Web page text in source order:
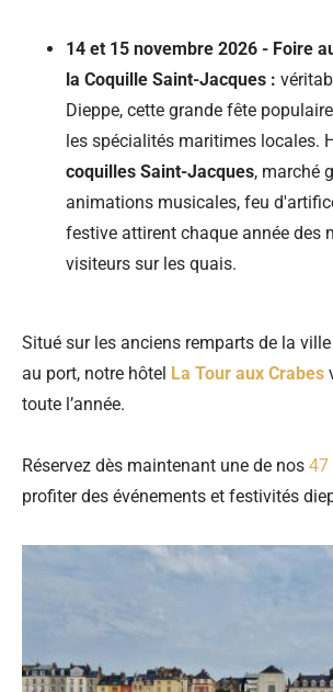
14 et 15 novembre 2026 - Foire
la Coquille Saint-Jacques :
Dieppe, cette grande fête
les spécialités maritimes locales.
coquilles Saint-Jacques, marché
animations musicales, feu
festive attirent chaque année des
visiteurs sur les quais.
Situé sur les anciens remparts de la
au port, notre hôtel La Tour aux Crabes
toute l’année.
Réservez dès maintenant une de nos 47
profiter des événements et festivités